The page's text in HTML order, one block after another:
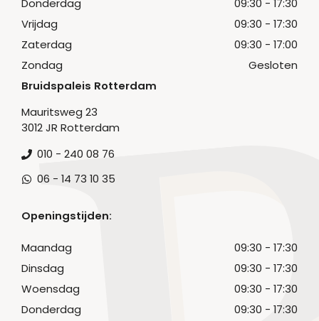
Donderdag
09:30 - 17:30
Vrijdag
09:30 - 17:30
Zaterdag
09:30 - 17:00
Zondag
Gesloten
Bruidspaleis Rotterdam
Mauritsweg 23
3012 JR Rotterdam
010 - 240 08 76
06 - 14 73 10 35
Openingstijden:
Maandag
09:30 - 17:30
Dinsdag
09:30 - 17:30
Woensdag
09:30 - 17:30
Donderdag
09:30 - 17:30